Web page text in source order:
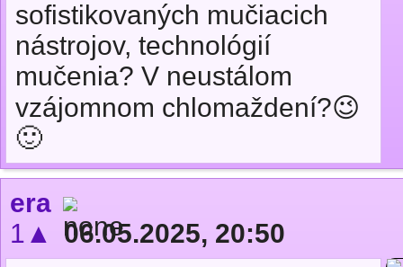
sofistikovaných mučiacich
nástrojov, technológií
mučenia? V neustálom
vzájomnom chlomaždení?😉
🙂
era
1▲
06.05.2025, 20:50